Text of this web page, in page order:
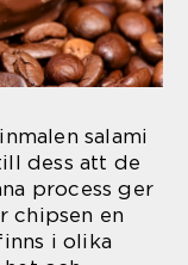
salami
dess att de
process ger
chipsen en
i olika